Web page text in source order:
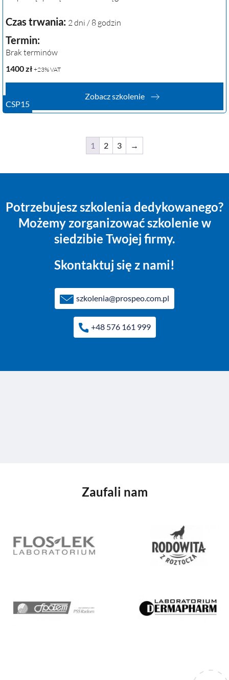
CSP15
Czas trwania: 2 dni / 8 godzin
Termin:
Brak terminów
1400zł +23% VAT
Zobacz szkolenie
1 2 3 →
Potrzebujesz szkolenia dedykowanego?
Możemy zorganizować szkolenie w
siedzibie Twojej firmy.
Skontaktuj się z nami!
szkolenia@prospeo.com.pl
+48 576 161 999
Zaufali nam